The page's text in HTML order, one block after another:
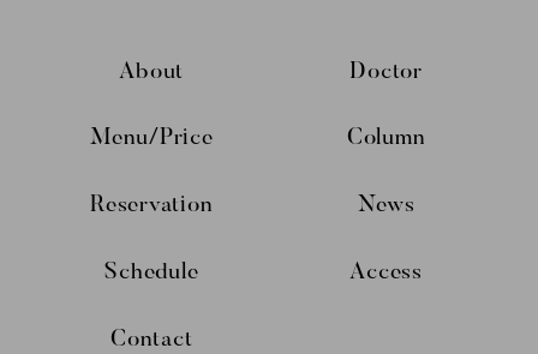
About Doctor
Menu/Price Column
Reservation News
Schedule Access
Contact